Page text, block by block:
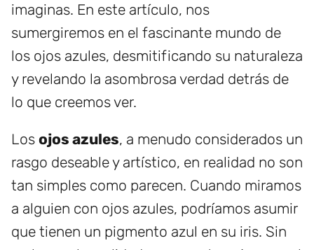
imaginas. En este artículo, nos
sumergiremos en el fascinante mundo de
los ojos azules, desmitificando su naturaleza
y revelando la asombrosa verdad detrás de
lo que creemos ver.
Los ojos azules, a menudo considerados un
rasgo deseable y artístico, en realidad no son
tan simples como parecen. Cuando miramos
a alguien con ojos azules, podríamos asumir
que tienen un pigmento azul en su iris. Sin